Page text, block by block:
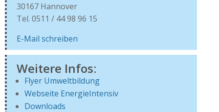
30167 Hannover
Tel. 0511 / 44 98 96 15
E-Mail schreiben
Weitere Infos:
Flyer Umweltbildung
Webseite EnergieIntensiv
Downloads